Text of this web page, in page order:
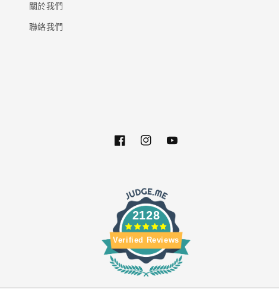
關於我們
聯絡我們
FacebookInstagramYouTube
2128
Verified Reviews